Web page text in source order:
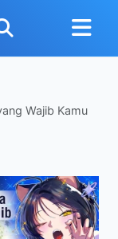
Wajib Kamu